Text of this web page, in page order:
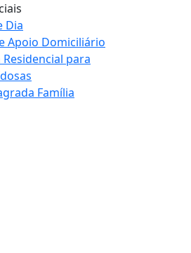
Dia
Apoio Domiciliário
para
Família